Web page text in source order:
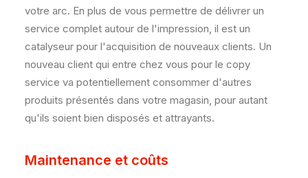
votre arc. En plus de vous permettre de délivrer un
service complet autour de l'impression, il est un
catalyseur pour l'acquisition de nouveaux clients. Un
nouveau client qui entre chez vous pour le copy
service va potentiellement consommer d'autres
produits présentés dans votre magasin, pour autant
qu'ils soient bien disposés et attrayants.
Maintenance et coûts